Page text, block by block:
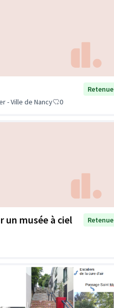
Retenue
- Ville de Nancy
0
un musée à ciel
Retenue